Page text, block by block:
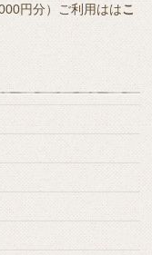
円分）ご利用ははこ